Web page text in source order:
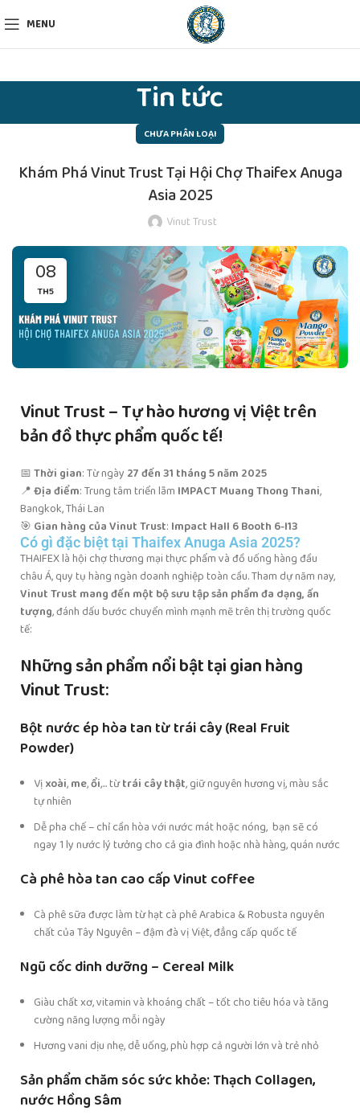
MENU
Tin tức
CHƯA PHÂN LOẠI
Khám Phá Vinut Trust Tại Hội Chợ Thaifex Anuga
Asia 2025
Vinut Trust
08
TH5
Vinut Trust – Tự hào hương vị Việt trên
bản đồ thực phẩm quốc tế!
📅Thời gian: Từ ngày 27 đến 31 tháng 5 năm 2025
📍Địa điểm: Trung tâm triển lãm IMPACT Muang Thong Thani,
Bangkok, Thái Lan
🎯 Gian hàng của Vinut Trust: Impact Hall 6 Booth 6-I13
Có gì đặc biệt tại Thaifex Anuga Asia 2025?
THAIFEX là hội chợ thương mại thực phẩm và đồ uống hàng đầu
châu Á, quy tụ hàng ngàn doanh nghiệp toàn cầu. Tham dự năm nay,
Vinut Trust mang đến một bộ sưu tập sản phẩm đa dạng, ấn
tượng, đánh dấu bước chuyển mình mạnh mẽ trên thị trường quốc
tế:
Những sản phẩm nổi bật tại gian hàng
Vinut Trust:
Bột nước ép hòa tan từ trái cây (Real Fruit
Powder)
Vịxoài,me,ổi,... từtrái cây thật, giữ nguyên hương vị, màu sắc
tự nhiên
Dễ pha chế – chỉ cần hòa với nước mát hoặc nóng, bạn sẽ có
ngay 1 ly nước lý tưởng cho cả gia đình hoặc nhà hàng, quán nước
Cà phê hòa tan cao cấp Vinut coffee
Cà phê sữa được làm từ hạt cà phê Arabica & Robusta nguyên
chất của Tây Nguyên – đậm đà vị Việt, đẳng cấp quốc tế
Ngũ cốc dinh dưỡng – Cereal Milk
Giàu chất xơ, vitamin và khoáng chất – tốt cho tiêu hóa và tăng
cường năng lượng mỗi ngày
Hương vani dịu nhẹ, dễ uống, phù hợp cả người lớn và trẻ nhỏ
Sản phẩm chăm sóc sức khỏe: Thạch Collagen,
nước Hồng Sâm